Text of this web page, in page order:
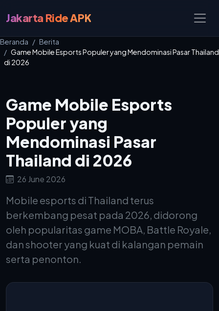
Jakarta Ride APK
Beranda
Berita
Game Mobile Esports Populer yang Mendominasi Pasar Thailand
di 2026
Game Mobile Esports
Populer yang
Mendominasi Pasar
Thailand di 2026
26 June 2026
Mobile esports di Thailand terus
berkembang pesat pada 2026, didorong
oleh popularitas game MOBA, Battle Royale,
dan shooter yang kuat di kalangan pemain
serta penonton.